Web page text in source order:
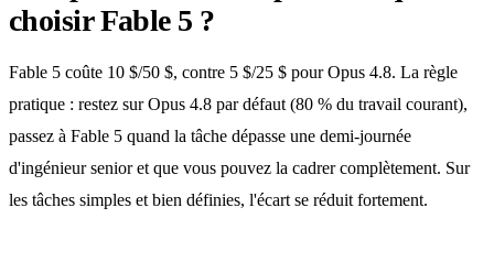
choisir Fable 5 ?
Fable 5 coûte 10 $/50 $, contre 5 $/25 $ pour Opus 4.8. La règle
pratique : restez sur Opus 4.8 par défaut (80 % du travail courant),
passez à Fable 5 quand la tâche dépasse une demi-journée
d'ingénieur senior et que vous pouvez la cadrer complètement. Sur
les tâches simples et bien définies, l'écart se réduit fortement.